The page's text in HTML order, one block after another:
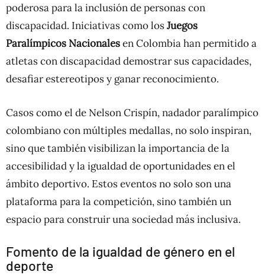
poderosa para la inclusión de personas con
discapacidad. Iniciativas como losJuegos
Paralímpicos Nacionalesen Colombia han permitido a
atletas con discapacidad demostrar sus capacidades,
desafiar estereotipos y ganar reconocimiento.
Casos como el de Nelson Crispín, nadador paralímpico
colombiano con múltiples medallas, no solo inspiran,
sino que también visibilizan la importancia de la
accesibilidad y la igualdad de oportunidades en el
ámbito deportivo. Estos eventos no solo son una
plataforma para la competición, sino también un
espacio para construir una sociedad más inclusiva.
Fomento de la igualdad de género en el
deporte